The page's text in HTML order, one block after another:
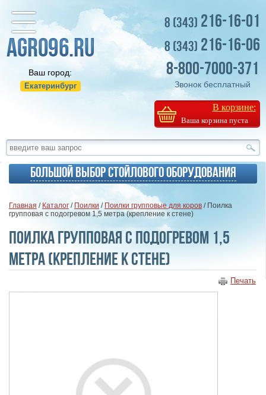
Ваш город:
Екатеринбург
8 (343) 216-16-01
8 (343) 216-16-06
8-800-7000-371
Звонок бесплатный
В корзине:
Ваша корзина пуста
Большой выбор стойлового оборудования
Главная / Каталог / Поилки / Поилки групповые для коров / Поилка
групповая с подогревом 1,5 метра (крепление к стене)
Поилка групповая с подогревом 1,5
метра (крепление к стене)
Печать